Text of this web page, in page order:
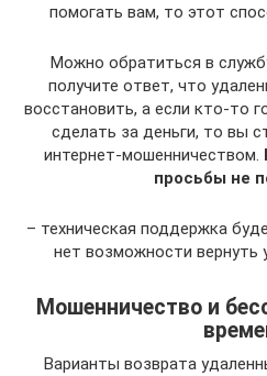
помогать вам, то этот
Можно обратиться в
получите ответ, что
восстановить, а если кто-то
сделать за деньги, то вы
интернет-мошенничеством.
просьбы не
– техническая поддержка
нет возможности вернуть
Мошенничество и
Варианты возврата